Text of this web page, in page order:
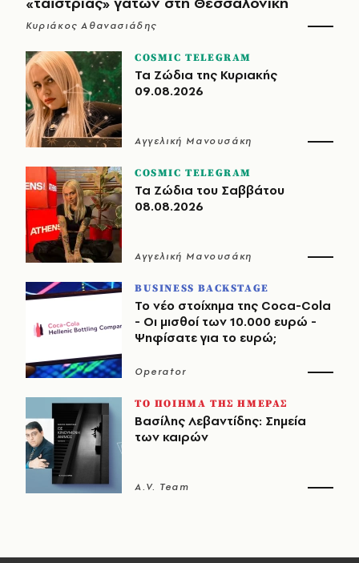
Κυριάκος Αθανασιάδης
COSMIC TELEGRAM
Τα Ζώδια της Κυριακής
09.08.2026
Αγγελική Μανουσάκη
COSMIC TELEGRAM
Τα Ζώδια του Σαββάτου
08.08.2026
Αγγελική Μανουσάκη
BUSINESS BACKSTAGE
Το νέο στοίχημα της Coca-Cola
- Οι μισθοί των 10.000 ευρώ -
Ψηφίσατε για το ευρώ;
Operator
ΤΟ ΠΟΙΗΜΑ ΤΗΣ ΗΜΕΡΑΣ
Βασίλης Λεβαντίδης: Σημεία
των καιρών
A.V. Team